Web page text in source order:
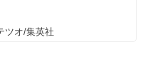
ツオ/集英社